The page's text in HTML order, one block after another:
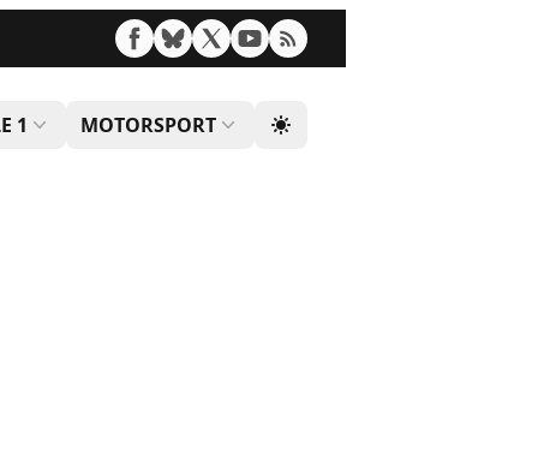
1 MOTORSPORT